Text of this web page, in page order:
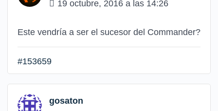
19 octubre, 2016 a las 14:26
Este vendría a ser el sucesor del Commander?
#153659
gosaton